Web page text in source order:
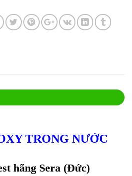
TRONG NƯỚC
hãng Sera (Đức)